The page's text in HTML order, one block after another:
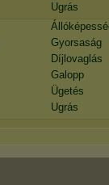
Ugrás
Gyorsaság
Díjlovaglás
Galopp
Ügetés
Ugrás